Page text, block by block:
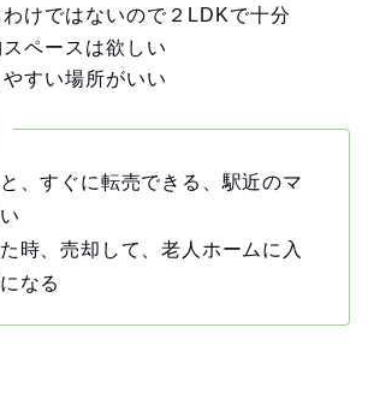
けではないので２LDKで十分
ペースは欲しい
すい場所がいい
、すぐに転売できる、駅近のマ
時、売却して、老人ホームに入
なる